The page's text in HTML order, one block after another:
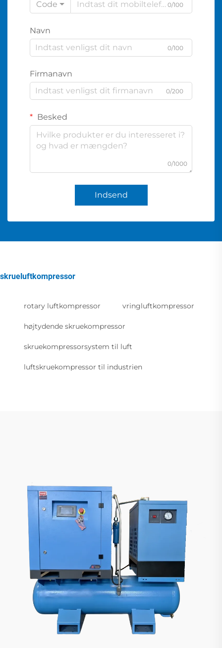
Code 0/100
Navn
0/100
Firmanavn
0/200
Besked
0/1000
Indsend
skrueluftkompressor
rotary luftkompressor vringluftkompressor
højtydende skruekompressor
skruekompressorsystem til luft
luftskruekompressor til industrien